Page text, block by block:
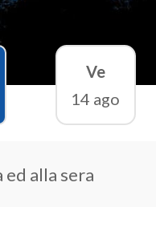
Ve
14 ago
alla sera